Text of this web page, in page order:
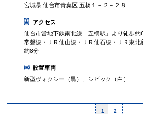
宮城県 仙台市青葉区 五橋１－２－２８
アクセス
仙台市営地下鉄南北線「五橋駅」より徒歩約
常磐線・ＪＲ仙山線・ＪＲ仙石線・ＪＲ東
約8分
設置車両
新型ヴォクシー（黒）、シビック（白）
1 2